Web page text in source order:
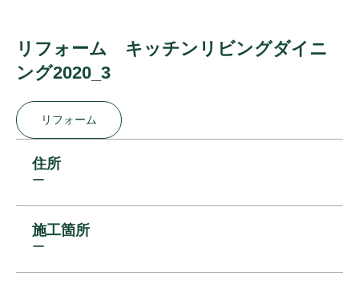
リフォーム キッチンリビングダイニ
ング2020_3
リフォーム
住所
ー
施工箇所
ー